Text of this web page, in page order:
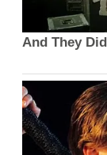
And They